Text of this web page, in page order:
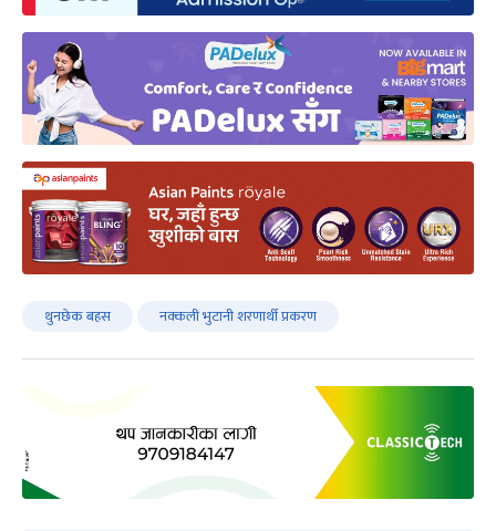
थुनछेक बहस नक्कली भुटानी शरणार्थी प्रकरण